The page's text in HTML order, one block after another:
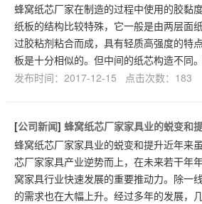
蜂窝纸芯厂家在制造的过程中使用的胶黏
纸板的结构比较特殊，它一般是由两层面
过胶粘剂粘合而成，具有轻质高强度的特
板是十分相似的。但中间的纸芯构造不同
发布时间：2017-12-15 点击次数：183
[公司新闻] 蜂窝纸芯厂家家具业的蜕变和
蜂窝纸芯厂家家具业的蜕变和提升近年来
芯厂家家具产业逆势而上，在未来若干年
窝家具行业快速发展的重要推动力。除一
的需求也在大幅上升。经过多年的发展，